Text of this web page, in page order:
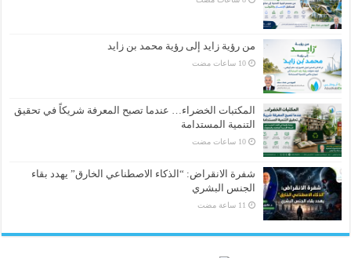
من رؤية زايد إلى رؤية محمد بن زايد
المكتبات الخضراء… عندما تصبح المعرفة شريكاً في تحقيق
التنمية المستدامة
شفرة الانقراض: “الذكاء الاصطناعي الخارق” يهدد بقاء
الجنس البشري